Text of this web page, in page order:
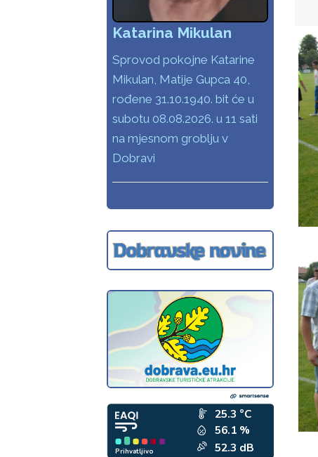
Katarina Mikulan
Sprovod pokojne Katarine
Mikulan, Matije Gupca 40,
rođene 31.10.1940. bit će u
subotu 08.08.2026. u 11 sati
na mjesnom groblju v
Dobravi